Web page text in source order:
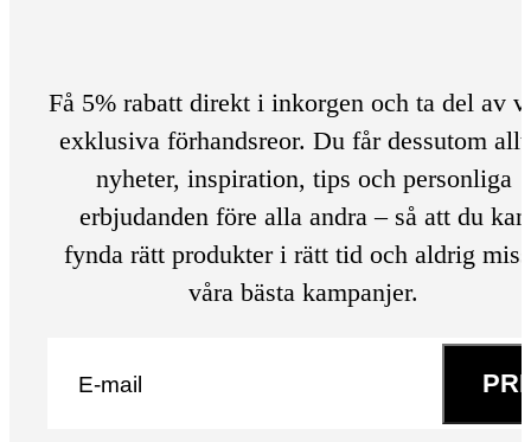
Få 5% rabatt direkt i inkorgen och ta del av
exklusiva förhandsreor. Du får dessutom
nyheter, inspiration, tips och personliga
erbjudanden före alla andra – så att du kan
fynda rätt produkter i rätt tid och aldrig
våra bästa kampanjer.